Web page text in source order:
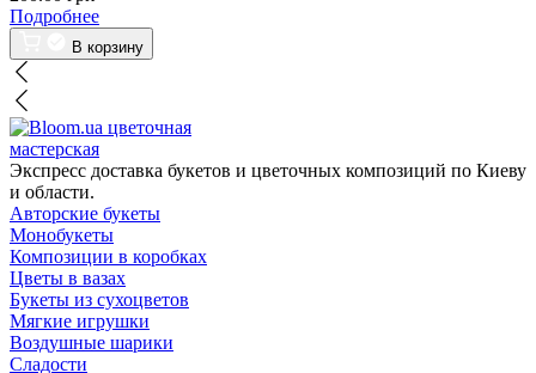
Подробнее
В корзину
цветочная
мастерская
Экспресс доставка букетов и цветочных композиций по Киеву
и области.
Авторские букеты
Монобукеты
Композиции в коробках
Цветы в вазах
Букеты из сухоцветов
Мягкие игрушки
Воздушные шарики
Сладости